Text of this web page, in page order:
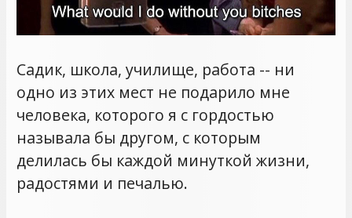
Садик, школа, училище, работа -- ни
одно из этих мест не подарило мне
человека, которого я с гордостью
называла бы другом, с которым
делилась бы каждой минуткой жизни,
радостями и печалью.